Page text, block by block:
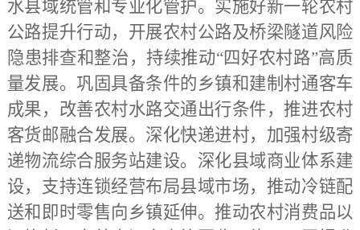
水县域统管和专业化管护。实施好新一轮农村
公路提升行动，开展农村公路及桥梁隧道风险
隐患排查和整治，持续推动“四好农村路”高质
量发展。巩固具备条件的乡镇和建制村通客车
成果，改善农村水路交通出行条件，推进农村
客货邮融合发展。深化快递进村，加强村级寄
递物流综合服务站建设。深化县域商业体系建
设，支持连锁经营布局县域市场，推动冷链配
送和即时零售向乡镇延伸。推动农村消费品以